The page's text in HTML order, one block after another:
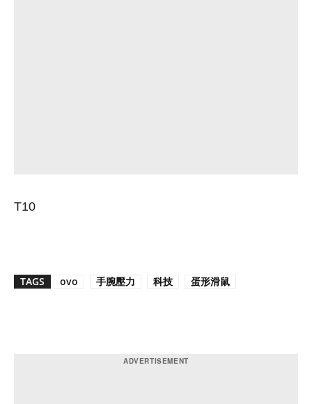
T10
TAGS ovo 手腕壓力 科技 蛋形滑鼠